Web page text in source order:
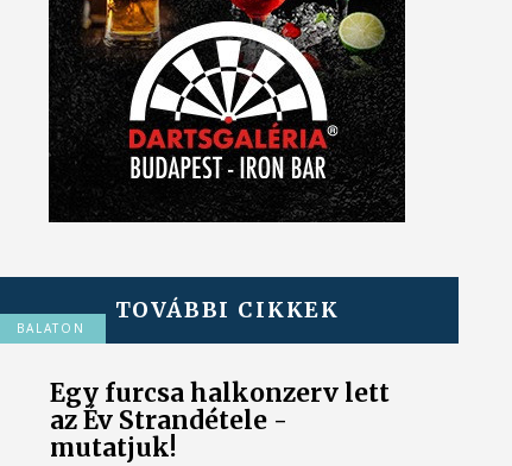
TOVÁBBI CIKKEK
BALATON
Egy furcsa halkonzerv lett
az Év Strandétele -
mutatjuk!